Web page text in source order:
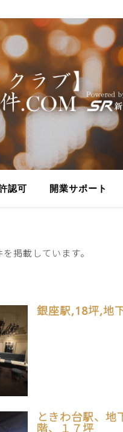
認可 開業サポート
掲載しています。
銀座駅,18坪,地
ときわ台駅、地
階、１７坪